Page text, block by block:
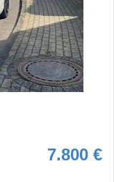
7.800 €